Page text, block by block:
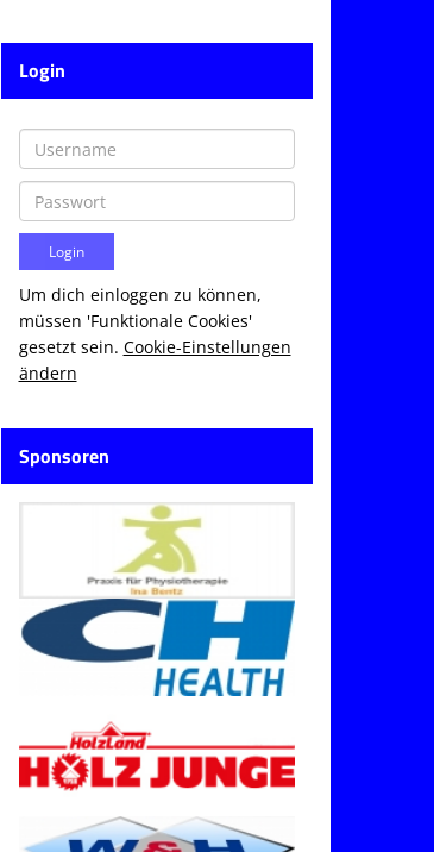
Login
Um dich einloggen zu können,
müssen 'Funktionale Cookies'
gesetzt sein. Cookie-Einstellungen
ändern
Sponsoren